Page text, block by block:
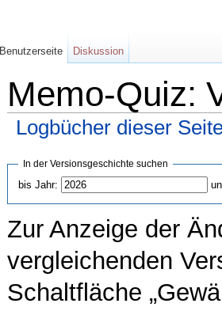
Memo-Quiz:
Logbücher dieser
In der Versionsgeschichte suchen
bis Jahr:
Zur Anzeige der
vergleichenden
Schaltfläche
Benutzerseite Diskussion